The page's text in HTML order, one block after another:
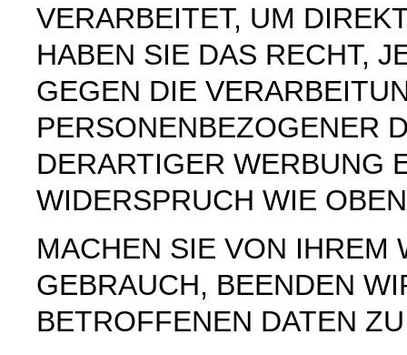
VERARBEITET, UM
HABEN SIE DAS RECHT,
GEGEN DIE
PERSONENBEZOGENER
DERARTIGER WERBUNG
WIDERSPRUCH WIE
MACHEN SIE VON IHREM
GEBRAUCH, BEENDEN
BETROFFENEN DATEN